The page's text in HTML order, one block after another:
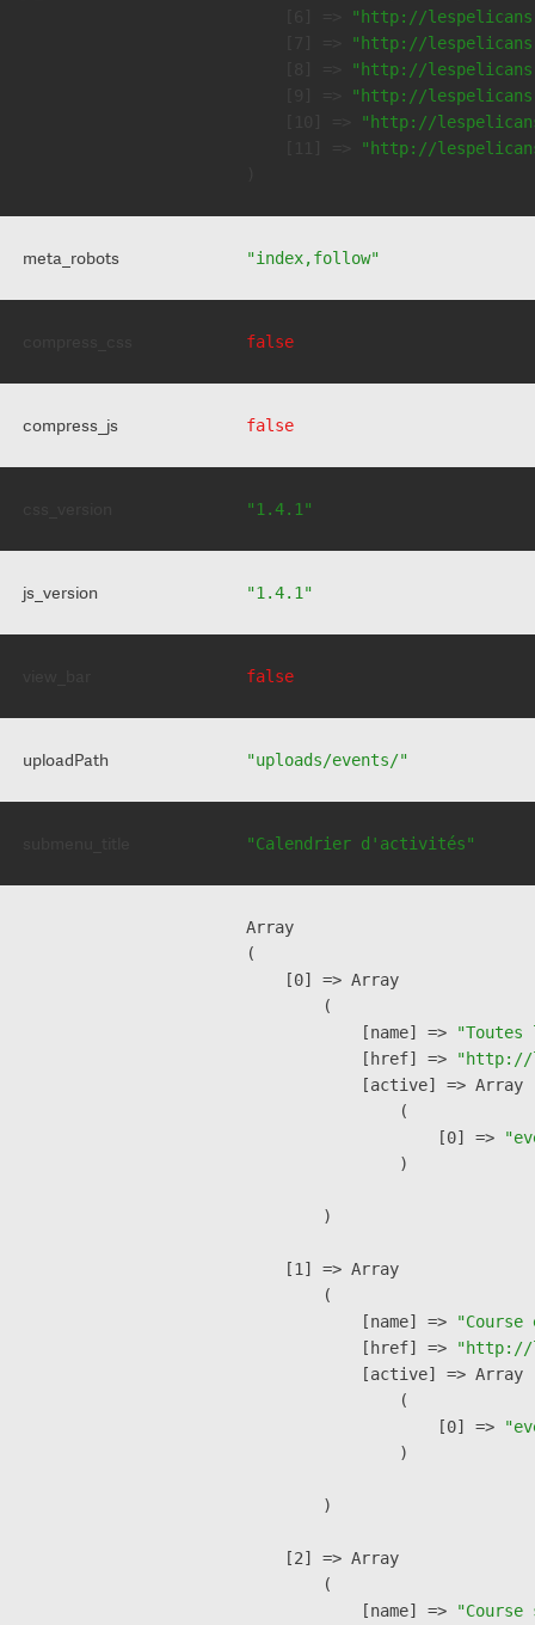
"http://
"http://
"http://
"http://
"http://
"http://
meta_robots "index,follow"
false
compress_js false
"1.4.1"
js_version "1.4.1"
false
uploadPath "uploads/events/"
"Calendrier d'activités"
Array
(
    [0] => Array
        (
            [name] =>
            [href] =>
"http://
            [active] => Array
                (
                    [0] =>
                )
        )
    [1] => Array
        (
            [name] =>
            [href] =>
"http://
            [active] => Array
                (
                    [0] =>
                )
        )
    [2] => Array
        (
            [name] =>